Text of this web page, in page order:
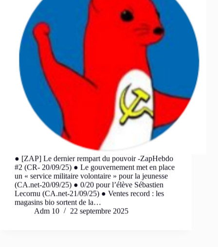
● [ZAP] Le dernier rempart du pouvoir -ZapHebdo
#2 (CR- 20/09/25) ● Le gouvernement met en place
un « service militaire volontaire » pour la jeunesse
(CA.net-20/09/25) ● 0/20 pour l’élève Sébastien
Lecornu (CA.net-21/09/25) ● Ventes record : les
magasins bio sortent de la…
Adm 10
22 septembre 2025